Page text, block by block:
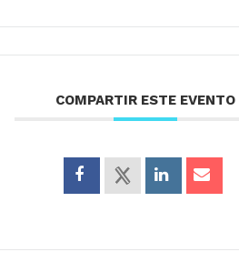
COMPARTIR ESTE EVENTO